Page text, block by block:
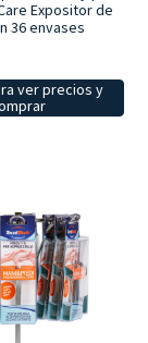
Expositor de
36 envases
ver precios y